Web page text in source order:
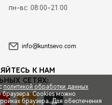
пн-вс: 08:00-21:00
info@kuntsevo.com
К НАМ
СЕТЯХ:
политикой обработки данных
браузера. Cookies можно
браузера. Для обеспечения